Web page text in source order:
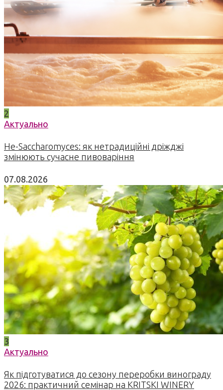
2
Актуально
Не-Saccharomyces: як нетрадиційні дріжджі
змінюють сучасне пивоваріння
07.08.2026
3
Актуально
Як підготуватися до сезону переробки винограду
2026: практичний семінар на KRITSKI WINERY